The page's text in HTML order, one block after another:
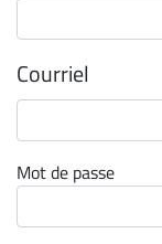
Formation
Continue
Métiers
Scoop?
CABINETS
Courriel
Mot de passe